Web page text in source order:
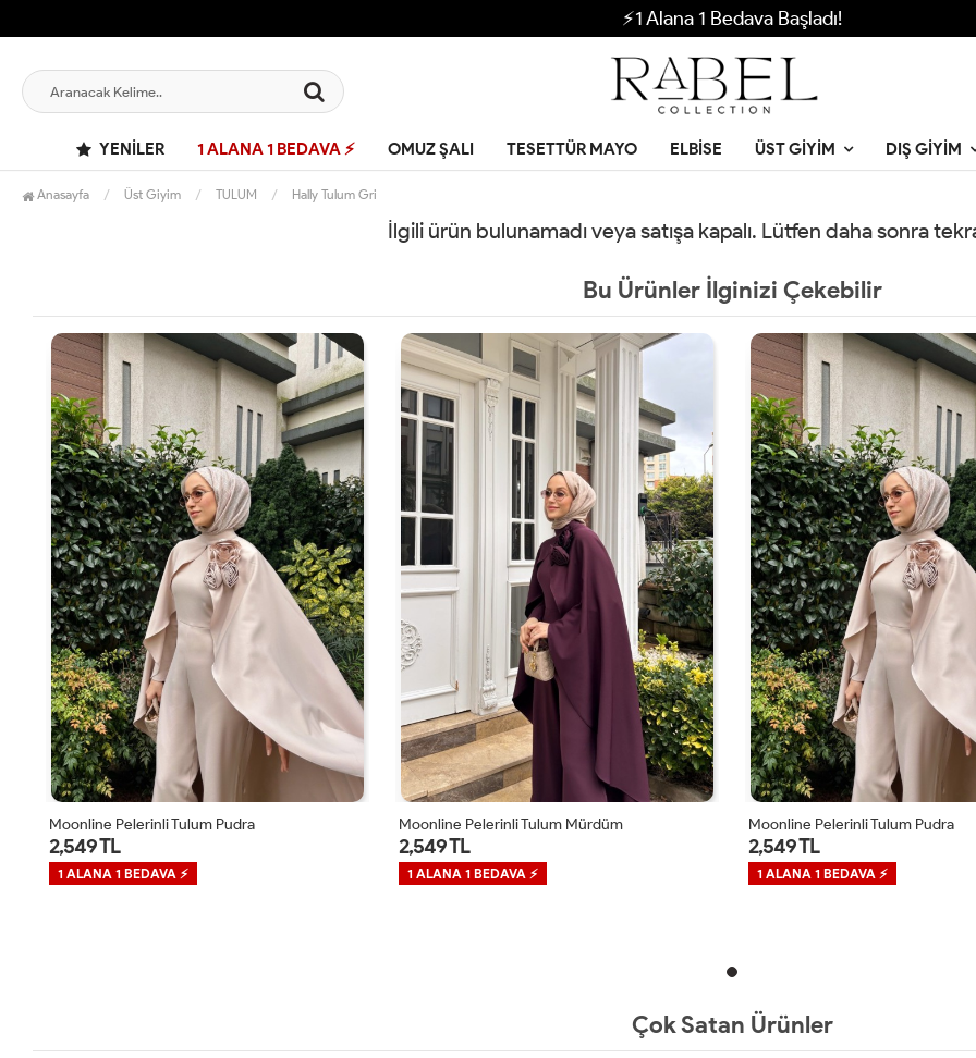
⚡1 Alana 1 Bedava Başladı!
YENILER 1 ALANA 1 BEDAVA ⚡ OMUZ ŞALI TESETTÜR MAYO ELBISE ÜST GIYIM DIŞ GIYIM
Anasayfa Üst Giyim TULUM Hally Tulum Gri
İlgili ürün bulunamadı veya satışa kapalı. Lütfen daha sonra
Bu Ürünler İlginizi Çekebilir
Moonline Pelerinli Tulum Mürdüm
2,549 TL
1 ALANA 1 BEDAVA ⚡
Moonline Pelerinli Tulum Pudra
2,549 TL
1 ALANA 1 BEDAVA ⚡
Moonline Pelerinli Tulum Mürdüm
2,549 TL
1 ALANA 1 BEDAVA ⚡
Çok Satan Ürünler